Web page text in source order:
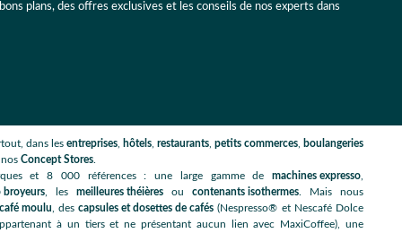
plans, des offres exclusives et les conseils de nos experts dans
dans les entreprises hôtels restaurants petits commerces
boulangeries
Concept Stores.
et 8 000 références : une large gamme de machines expresso
broyeurs , les meilleures théières ou contenants isothermes. Mais nous
moulu , descapsules et dosettes de cafés (Nespresso® et Nescafé Dolce
à un tiers et ne présentant aucun lien avec MaxiCoffee), une